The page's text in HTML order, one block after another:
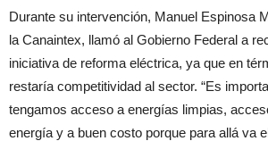
Durante su intervención, Manuel Espinosa
la Canaintex, llamó al Gobierno Federal a
iniciativa de reforma eléctrica, ya que en
restaría competitividad al sector. “Es
tengamos acceso a energías limpias,
energía y a buen costo porque para allá va